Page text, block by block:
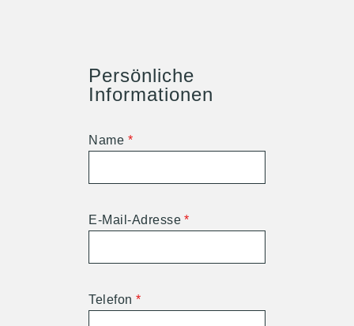
Persönliche
Informationen
Name *
E-Mail-Adresse*
Telefon*